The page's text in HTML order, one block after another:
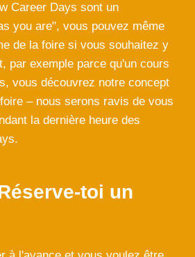
Career Days sont un
you are", vous pouvez même
de la foire si vous souhaitez y
par exemple parce qu'un cours
vous découvrez notre concept
– nous serons ravis de vous
la dernière heure des
toi un